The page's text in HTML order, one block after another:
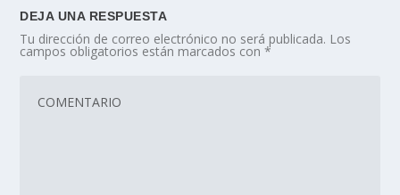
DEJA UNA RESPUESTA
Tu dirección de correo electrónico no será publicada. Los
campos obligatorios están marcados con*